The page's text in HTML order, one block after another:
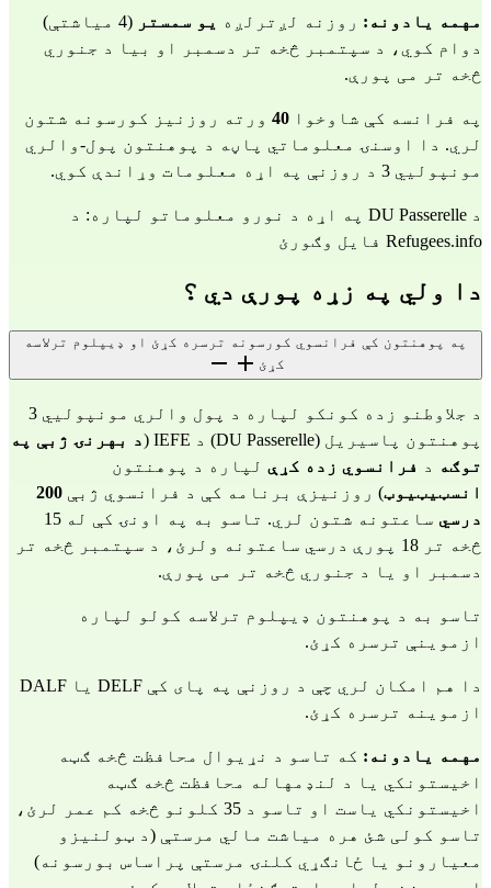
مهمه یادونه: روزنه لږترلږه یو سمستر
(4 میاشتې)
دوام کوي، د سپتمبر څخه تر دسمبر او بیا د جنوري
څخه تر می پورې.
په فرانسه کې شاوخوا 40 ورته روزنیز کورسونه شتون
لري. دا اوسنۍ معلوماتي پاڼه د پوهنتون پول-والري
مونپولیي 3 د روزنې په اړه معلومات وړاندې کوي.
د DU Passerelle په اړه د نورو معلوماتو لپاره: د
Refugees.info فایل وګورئ
دا ولي په زړه پورې دي ؟
په پوهنتون کې فرانسوي کورسونه ترسره کړئ او ډیپلوم ترلاسه
کړئ
د جلاوطنو زده کونکو لپاره د پول والري مونپولیي 3
پوهنتون پاسیریل (DU Passerelle) د IEFE (
د بهرنۍ ژبې په
توګه د فرانسوي زده کړې لپاره د پوهنتون
انسټیټیوټ) روزنیزې برنامه کې د فرانسوي ژبې 200
درسي
ساعتونه شتون لري. تاسو به په اونۍ کې له 15
څخه تر 18 پورې درسي ساعتونه ولرئ، د سپتمبر څخه تر
دسمبر او یا د جنوري څخه تر می پورې.
تاسو به د پوهنتون ډیپلوم ترلاسه کولو لپاره
ازموینې ترسره کړئ.
دا هم امکان لري چې د روزنې په پای کې DELF یا DALF
ازموینه ترسره کړئ.
مهمه یادونه: که تاسو د نړیوال محافظت څخه ګټه
اخیستونکي یا د لنډمهاله محافظت څخه ګټه
اخیستونکي یاست او تاسو د 35 کلونو څخه کم عمر لرئ،
تاسو کولی شئ هره میاشت مالي مرستې (د ټولنیزو
معیارونو یا ځانګړي کلنۍ مرستې پراساس بورسونه)